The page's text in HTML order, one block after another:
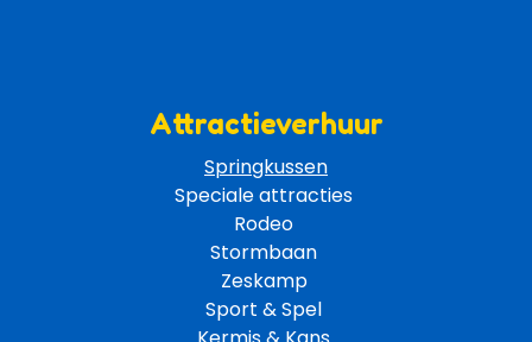
Attractieverhuur
Springkussen
Speciale attracties
Rodeo
Stormbaan
Zeskamp
Sport & Spel